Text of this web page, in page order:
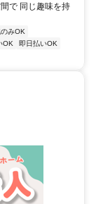
で 同じ趣味を持
みOK
OK
即日払いOK